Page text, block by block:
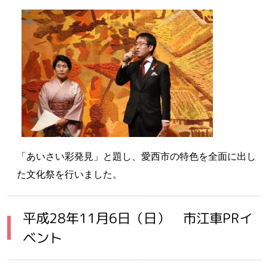
「あいさい彩発見」と題し、愛西市の特色を全面に出し
た文化祭を行いました。
平成28年11月6日（日） 市江車PRイ
ベント